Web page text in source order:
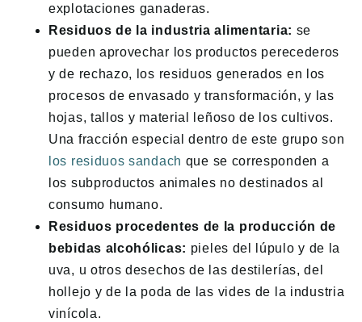
explotaciones ganaderas.
Residuos de la industria alimentaria: se
pueden aprovechar los productos perecederos
y de rechazo, los residuos generados en los
procesos de envasado y transformación, y las
hojas, tallos y material leñoso de los cultivos.
Una fracción especial dentro de este grupo son
los residuos sandach que se corresponden a
los subproductos animales no destinados al
consumo humano.
Residuos procedentes de la producción de
bebidas alcohólicas: pieles del lúpulo y de la
uva, u otros desechos de las destilerías, del
hollejo y de la poda de las vides de la industria
vinícola.